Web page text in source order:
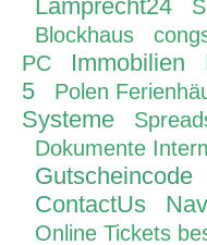
Lamprecht24
Blockhaus
PC
Immobilien
5 Polen
Systeme
Dokumente
Gutscheincode
ContactUs
Online Tickets